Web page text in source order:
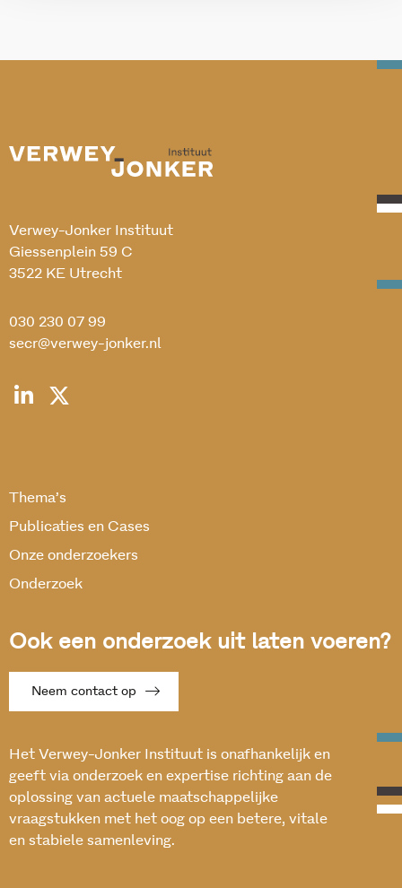
Verwey-Jonker Instituut
Giessenplein 59 C
3522 KE Utrecht
030 230 07 99
secr@verwey-jonker.nl
Thema’s
Publicaties en Cases
Onze onderzoekers
Onderzoek
Ook een onderzoek uit laten voeren?
Neem contact op
Het Verwey-Jonker Instituut is onafhankelijk en
geeft via onderzoek en expertise richting aan de
oplossing van actuele maatschappelijke
vraagstukken met het oog op een betere, vitale
en stabiele samenleving.